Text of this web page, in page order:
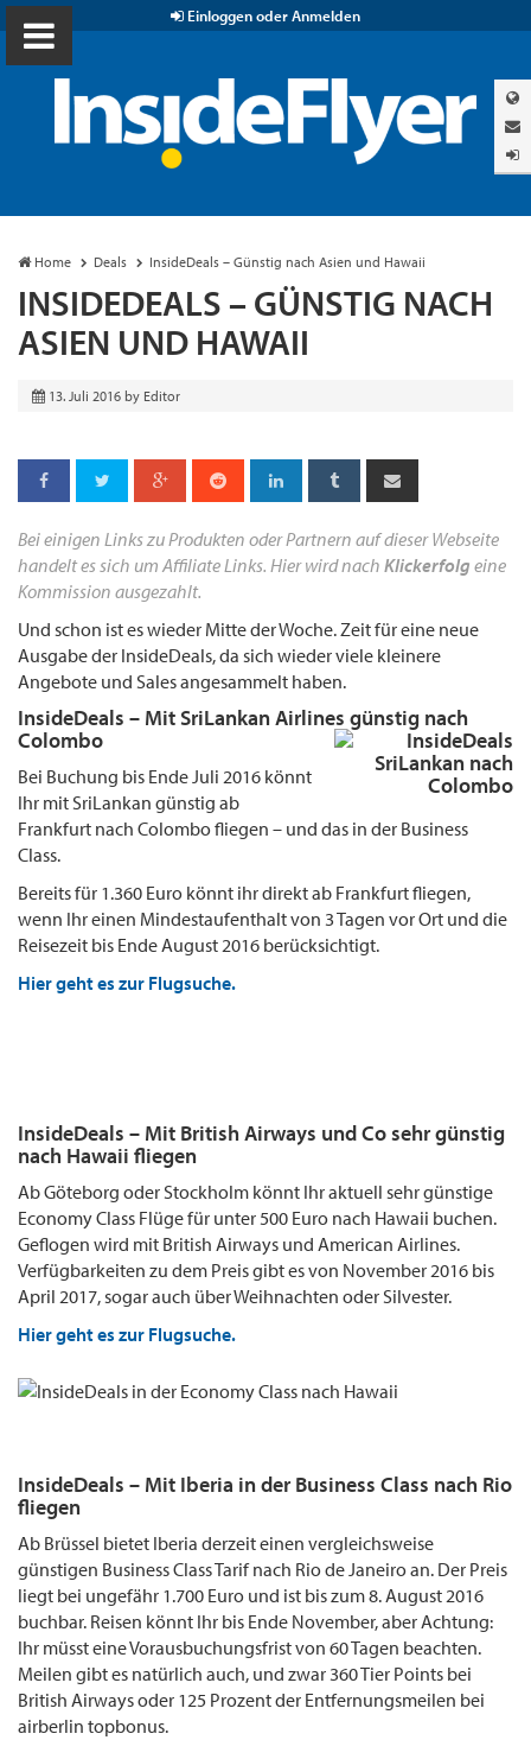
Einloggen oder Anmelden
Home Deals InsideDeals – Günstig nach Asien und Hawaii
INSIDEDEALS – GÜNSTIG NACH
ASIEN UND HAWAII
13. Juli 2016 by Editor
Bei einigen Links zu Produkten oder Partnern auf dieser Webseite
handelt es sich um Affiliate Links. Hier wird nach Klickerfolg eine
Kommission ausgezahlt.
Und schon ist es wieder Mitte der Woche. Zeit für eine neue
Ausgabe der InsideDeals, da sich wieder viele kleinere
Angebote und Sales angesammelt haben.
InsideDeals – Mit SriLankan Airlines günstig nach
Colombo
Bei Buchung bis Ende Juli 2016 könnt
Ihr mit SriLankan günstig ab
Frankfurt nach Colombo fliegen – und das in der Business
Class.
Bereits für 1.360 Euro könnt ihr direkt ab Frankfurt fliegen,
wenn Ihr einen Mindestaufenthalt von 3 Tagen vor Ort und die
Reisezeit bis Ende August 2016 berücksichtigt.
Hier geht es zur Flugsuche.
InsideDeals – Mit British Airways und Co sehr günstig
nach Hawaii fliegen
Ab Göteborg oder Stockholm könnt Ihr aktuell sehr günstige
Economy Class Flüge für unter 500 Euro nach Hawaii buchen.
Geflogen wird mit British Airways und American Airlines.
Verfügbarkeiten zu dem Preis gibt es von November 2016 bis
April 2017, sogar auch über Weihnachten oder Silvester.
Hier geht es zur Flugsuche.
InsideDeals – Mit Iberia in der Business Class nach Rio
fliegen
Ab Brüssel bietet Iberia derzeit einen vergleichsweise
günstigen Business Class Tarif nach Rio de Janeiro an. Der Preis
liegt bei ungefähr 1.700 Euro und ist bis zum 8. August 2016
buchbar. Reisen könnt Ihr bis Ende November, aber Achtung:
Ihr müsst eine Vorausbuchungsfrist von 60 Tagen beachten.
Meilen gibt es natürlich auch, und zwar 360 Tier Points bei
British Airways oder 125 Prozent der Entfernungsmeilen bei
airberlin topbonus.